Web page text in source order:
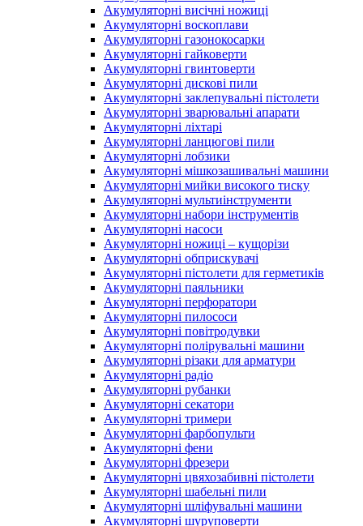
Акумуляторні висічні ножиці
Акумуляторні воскоплави
Акумуляторні газонокосарки
Акумуляторні гайковерти
Акумуляторні гвинтоверти
Акумуляторні дискові пили
Акумуляторні заклепувальні пістолети
Акумуляторні зварювальні апарати
Акумуляторні ліхтарі
Акумуляторні ланцюгові пили
Акумуляторні лобзики
Акумуляторні мішкозашивальні машини
Акумуляторні мийки високого тиску
Акумуляторні мультиінструменти
Акумуляторні набори інструментів
Акумуляторні насоси
Акумуляторні ножиці – кущорізи
Акумуляторні обприскувачі
Акумуляторні пістолети для герметиків
Акумуляторні паяльники
Акумуляторні перфоратори
Акумуляторні пилососи
Акумуляторні повітродувки
Акумуляторні полірувальні машини
Акумуляторні різаки для арматури
Акумуляторні радіо
Акумуляторні рубанки
Акумуляторні секатори
Акумуляторні тримери
Акумуляторні фарбопульти
Акумуляторні фени
Акумуляторні фрезери
Акумуляторні цвяхозабивні пістолети
Акумуляторні шабельні пили
Акумуляторні шліфувальні машини
Акумуляторні шуруповерти